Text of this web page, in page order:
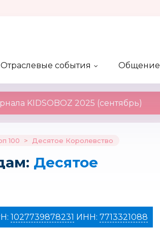
Отраслевые события
Общение
KIDSOBOZ 2025 (сентябрь)
100 > Десятое Королевство
Десятое
1027739878231 ИНН: 7713321088